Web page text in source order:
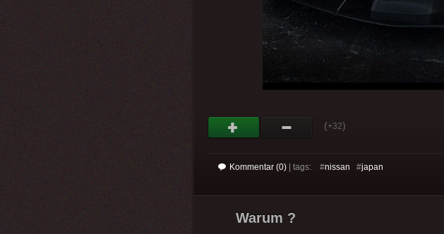
(+32)
Kommentar (0) | tags: #nissan #japan
Warum ?